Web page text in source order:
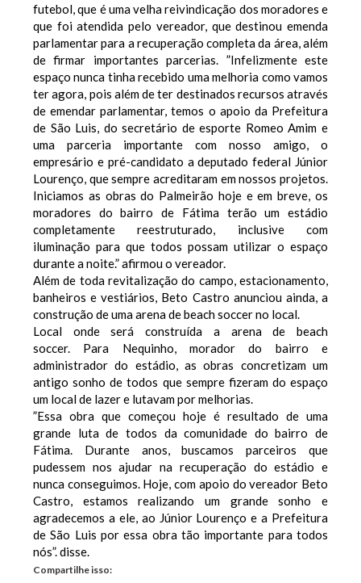
futebol, que é uma velha reivindicação dos moradores e
que foi atendida pelo vereador, que destinou emenda
parlamentar para a recuperação completa da área, além
de firmar importantes parcerias. ”Infelizmente este
espaço nunca tinha recebido uma melhoria como vamos
ter agora, pois além de ter destinados recursos através
de emendar parlamentar, temos o apoio da Prefeitura
de São Luis, do secretário de esporte Romeo Amim e
uma parceria importante com nosso amigo, o
empresário e pré-candidato a deputado federal Júnior
Lourenço, que sempre acreditaram em nossos projetos.
Iniciamos as obras do Palmeirão hoje e em breve, os
moradores do bairro de Fátima terão um estádio
completamente reestruturado, inclusive com
iluminação para que todos possam utilizar o espaço
durante a noite.” afirmou o vereador.
Além de toda revitalização do campo, estacionamento,
banheiros e vestiários, Beto Castro anunciou ainda, a
construção de uma arena de beach soccer no local.
Local onde será construída a arena de beach
soccer. Para Nequinho, morador do bairro e
administrador do estádio, as obras concretizam um
antigo sonho de todos que sempre fizeram do espaço
um local de lazer e lutavam por melhorias.
”Essa obra que começou hoje é resultado de uma
grande luta de todos da comunidade do bairro de
Fátima. Durante anos, buscamos parceiros que
pudessem nos ajudar na recuperação do estádio e
nunca conseguimos. Hoje, com apoio do vereador Beto
Castro, estamos realizando um grande sonho e
agradecemos a ele, ao Júnior Lourenço e a Prefeitura
de São Luis por essa obra tão importante para todos
nós”. disse.
Compartilhe isso: